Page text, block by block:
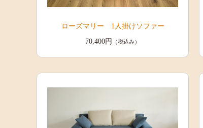
ローズマリー 1人掛けソファー
70,400円
（税込み）